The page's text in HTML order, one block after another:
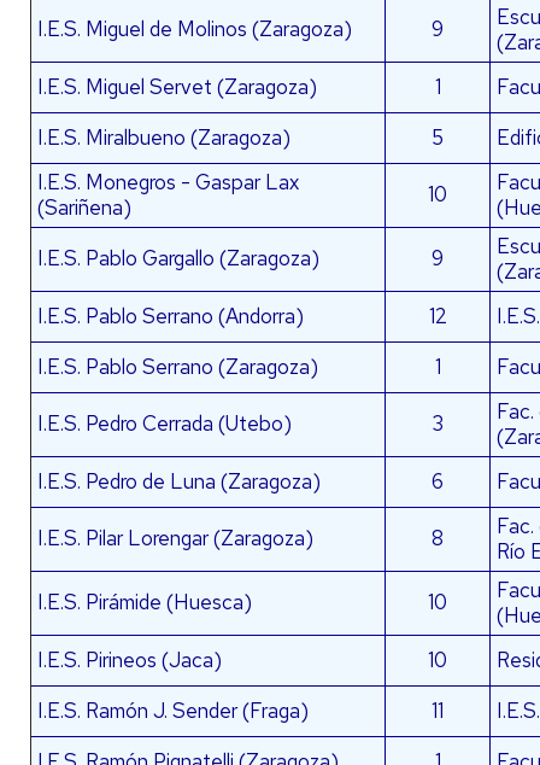
I.E.S. Miguel de Molinos (Zaragoza) 9
I.E.S. Miguel Servet (Zaragoza)
1
I.E.S. Miralbueno (Zaragoza)
5
I.E.S. Monegros - Gaspar Lax
(Sariñena)
10
I.E.S. Pablo Gargallo (Zaragoza)
9
I.E.S. Pablo Serrano (Andorra)
12
I.E.S. Pablo Serrano (Zaragoza)
1
I.E.S. Pedro Cerrada (Utebo) 3
I.E.S. Pedro de Luna (Zaragoza)
6
I.E.S. Pilar Lorengar (Zaragoza) 8
Río
I.E.S. Pirámide (Huesca)
10
I.E.S. Pirineos (Jaca)
10
I.E.S. Ramón J. Sender (Fraga)
11